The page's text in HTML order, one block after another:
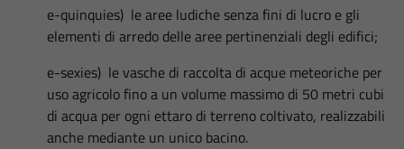
e-quinquies) le aree ludiche senza fini di lucro e gli
elementi di arredo delle aree pertinenziali degli edifici;
e-sexies) le vasche di raccolta di acque meteoriche per
uso agricolo fino a un volume massimo di 50 metri cubi
di acqua per ogni ettaro di terreno coltivato, realizzabili
anche mediante un unico bacino.